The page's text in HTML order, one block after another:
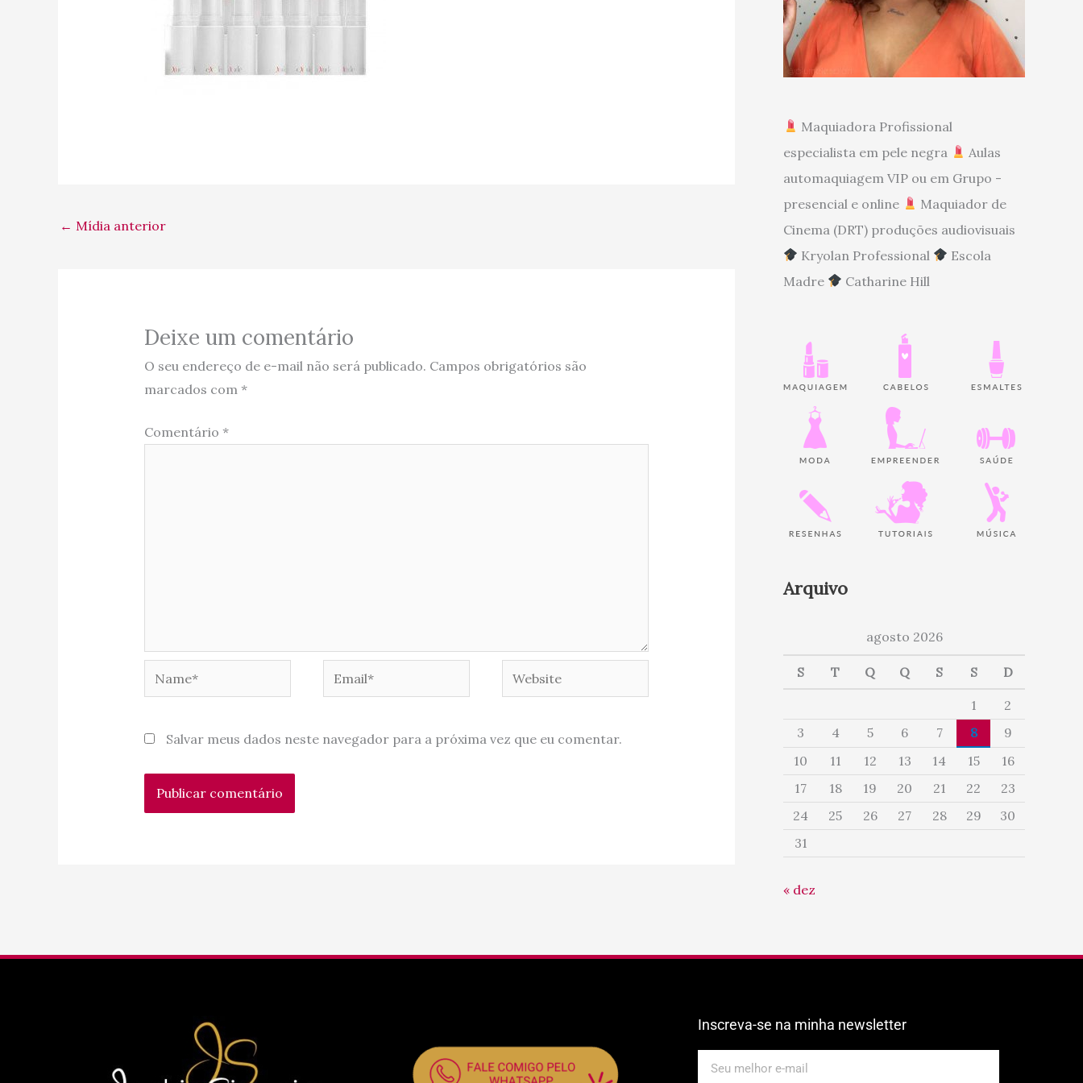
← Mídia anterior
Deixe um comentário
O seu endereço de e-mail não será publicado. Campos obrigatórios são
marcados com *
Comentário *
Website
Salvar meus dados neste navegador para a próxima vez que eu comentar.
Maquiadora Profissional
especialista em pele negra
Aulas
automaquiagem VIP ou em Grupo -
presencial e online
Maquiador de
Cinema (DRT) produções audiovisuais
Kryolan Professional
Escola
Madre
Catharine Hill
Arquivo
agosto 2026
S T Q Q S S D
1
2
3
4 5 6 7 8
9
10
11 12 13 14 15
16
17
18 19 20 21 22
23
24
25 26 27 28 29
30
31
« dez
Inscreva-se na minha newsletter